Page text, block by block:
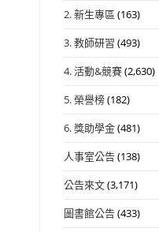
2. 新生專區 (163)
3. 教師研習 (493)
4. 活動&競賽(2,630)
5. 榮譽榜(182)
6. 獎助學金(481)
人事室公告(138)
公告來文(3,171)
圖書館公告(433)